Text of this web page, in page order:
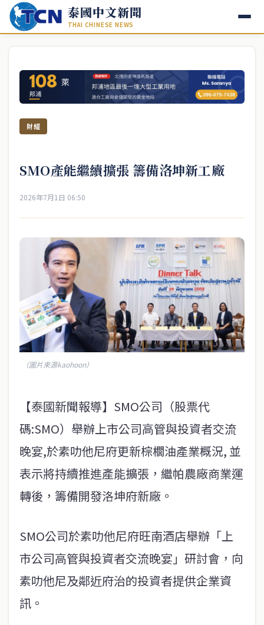
泰國中文新聞
THAI CHINESE NEWS
財經
SMO產能繼續擴張 籌備洛坤新工廠
2026年7月1日 06:50
（圖片來源kaohoon）
【泰國新聞報導】SMO公司（股票代
碼:SMO）舉辦上市公司高管與投資者交流
晚宴,於素叻他尼府更新棕櫚油產業概況, 並
表示將持續推進產能擴張，繼帕農廠商業運
轉後，籌備開發洛坤府新廠。
SMO公司於素叻他尼府旺南酒店舉辦「上
市公司高管與投資者交流晚宴」研討會，向
素叻他尼及鄰近府治的投資者提供企業資
訊。